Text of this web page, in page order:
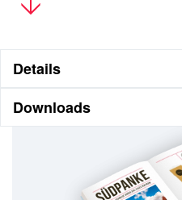
Details
Downloads